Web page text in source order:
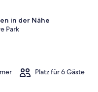
in der Nähe
Park
Platz für 6 Gäste